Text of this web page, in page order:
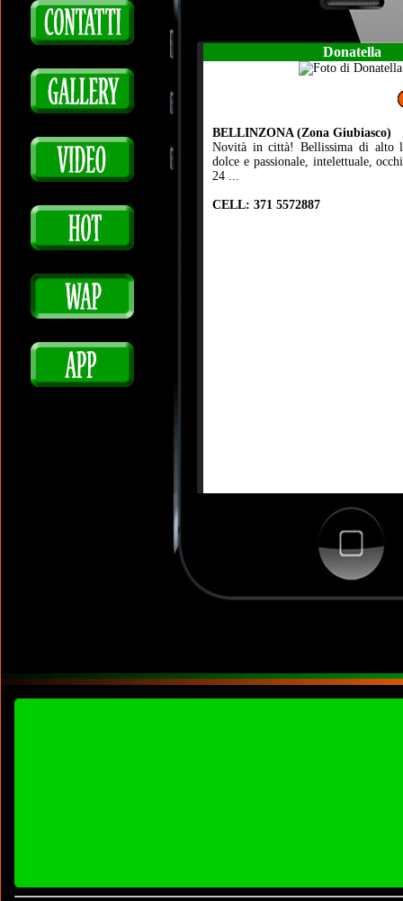
Donatella
BELLINZONA (Zona Giubiasco)
Novità in città! Bellissima di alto
dolce e passionale, intelettuale,
24 ...
CELL: 371 5572887